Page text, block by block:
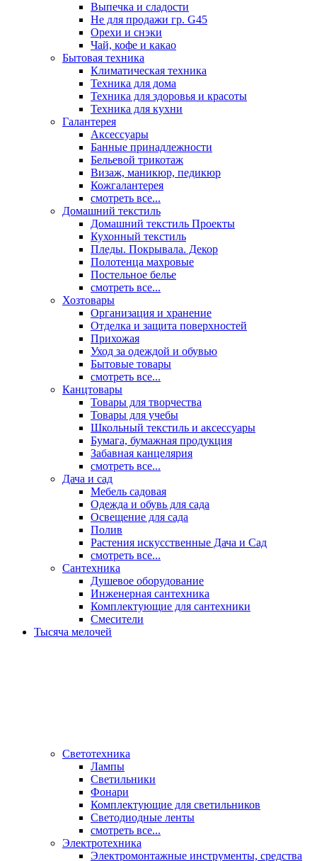
Выпечка и сладости
Не для продажи гр. G45
Орехи и снэки
Чай, кофе и какао
Бытовая техника
Климатическая техника
Техника для дома
Техника для здоровья и красоты
Техника для кухни
Галантерея
Аксессуары
Банные принадлежности
Бельевой трикотаж
Визаж, маникюр, педикюр
Кожгалантерея
смотреть все...
Домашний текстиль
Домашний текстиль Проекты
Кухонный текстиль
Пледы. Покрывала. Декор
Полотенца махровые
Постельное белье
смотреть все...
Хозтовары
Организация и хранение
Отделка и защита поверхностей
Прихожая
Уход за одеждой и обувью
Бытовые товары
смотреть все...
Канцтовары
Товары для творчества
Товары для учебы
Школьный текстиль и аксессуары
Бумага, бумажная продукция
Забавная канцелярия
смотреть все...
Дача и сад
Мебель садовая
Одежда и обувь для сада
Освещение для сада
Полив
Растения искусственные Дача и Сад
смотреть все...
Сантехника
Душевое оборудование
Инженерная сантехника
Комплектующие для сантехники
Смесители
Тысяча мелочей
Светотехника
Лампы
Светильники
Фонари
Комплектующие для светильников
Светодиодные ленты
смотреть все...
Электротехника
Электромонтажные инструменты, средства